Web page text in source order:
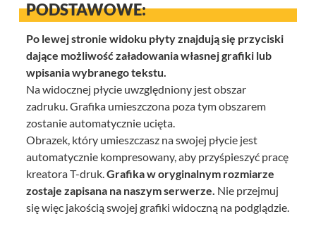
PODSTAWOWE:
Po lewej stronie widoku płyty znajdują się przyciski
dające możliwość załadowania własnej grafiki lub
wpisania wybranego tekstu.
Na widocznej płycie uwzględniony jest obszar
zadruku. Grafika umieszczona poza tym obszarem
zostanie automatycznie ucięta.
Obrazek, który umieszczasz na swojej płycie jest
automatycznie kompresowany, aby przyśpieszyć pracę
kreatora T-druk.Grafika w oryginalnym rozmiarze
zostaje zapisana na naszym serwerze. Nie przejmuj
się więc jakością swojej grafiki widoczną na podglądzie.